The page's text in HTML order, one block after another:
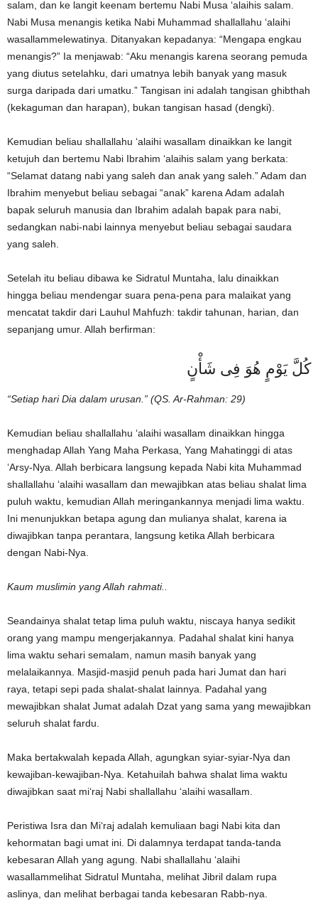
salam, dan ke langit keenam bertemu Nabi Musa ‘alaihis salam.
Nabi Musa menangis ketika Nabi Muhammad shallallahu ‘alaihi
wasallammelewatinya. Ditanyakan kepadanya: “Mengapa engkau
menangis?” Ia menjawab: “Aku menangis karena seorang pemuda
yang diutus setelahku, dari umatnya lebih banyak yang masuk
surga daripada dari umatku.” Tangisan ini adalah tangisan ghibthah
(kekaguman dan harapan), bukan tangisan hasad (dengki).
Kemudian beliau shallallahu ‘alaihi wasallam dinaikkan ke langit
ketujuh dan bertemu Nabi Ibrahim ‘alaihis salam yang berkata:
“Selamat datang nabi yang saleh dan anak yang saleh.” Adam dan
Ibrahim menyebut beliau sebagai “anak” karena Adam adalah
bapak seluruh manusia dan Ibrahim adalah bapak para nabi,
sedangkan nabi-nabi lainnya menyebut beliau sebagai saudara
yang saleh.
Setelah itu beliau dibawa ke Sidratul Muntaha, lalu dinaikkan
hingga beliau mendengar suara pena-pena para malaikat yang
mencatat takdir dari Lauhul Mahfuzh: takdir tahunan, harian, dan
sepanjang umur. Allah berfirman:
كُلَّ يَوْمٍ هُوَ فِى شَأْنٍ
“Setiap hari Dia dalam urusan.” (QS. Ar-Rahman: 29)
Kemudian beliau shallallahu ‘alaihi wasallam dinaikkan hingga
menghadap Allah Yang Maha Perkasa, Yang Mahatinggi di atas
‘Arsy-Nya. Allah berbicara langsung kepada Nabi kita Muhammad
shallallahu ‘alaihi wasallam dan mewajibkan atas beliau shalat lima
puluh waktu, kemudian Allah meringankannya menjadi lima waktu.
Ini menunjukkan betapa agung dan mulianya shalat, karena ia
diwajibkan tanpa perantara, langsung ketika Allah berbicara
dengan Nabi-Nya.
Kaum muslimin yang Allah rahmati..
Seandainya shalat tetap lima puluh waktu, niscaya hanya sedikit
orang yang mampu mengerjakannya. Padahal shalat kini hanya
lima waktu sehari semalam, namun masih banyak yang
melalaikannya. Masjid-masjid penuh pada hari Jumat dan hari
raya, tetapi sepi pada shalat-shalat lainnya. Padahal yang
mewajibkan shalat Jumat adalah Dzat yang sama yang mewajibkan
seluruh shalat fardu.
Maka bertakwalah kepada Allah, agungkan syiar-syiar-Nya dan
kewajiban-kewajiban-Nya. Ketahuilah bahwa shalat lima waktu
diwajibkan saat mi‘raj Nabi shallallahu ‘alaihi wasallam.
Peristiwa Isra dan Mi‘raj adalah kemuliaan bagi Nabi kita dan
kehormatan bagi umat ini. Di dalamnya terdapat tanda-tanda
kebesaran Allah yang agung. Nabi shallallahu ‘alaihi
wasallammelihat Sidratul Muntaha, melihat Jibril dalam rupa
aslinya, dan melihat berbagai tanda kebesaran Rabb-nya.